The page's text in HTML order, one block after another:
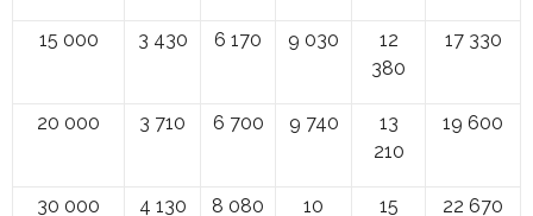
15 000 3 430 6 170 9 030
12
380
17 330
20 000 3 710 6 700 9 740
13
210
19 600
30 000 4 130 8 080 10 15 22 670